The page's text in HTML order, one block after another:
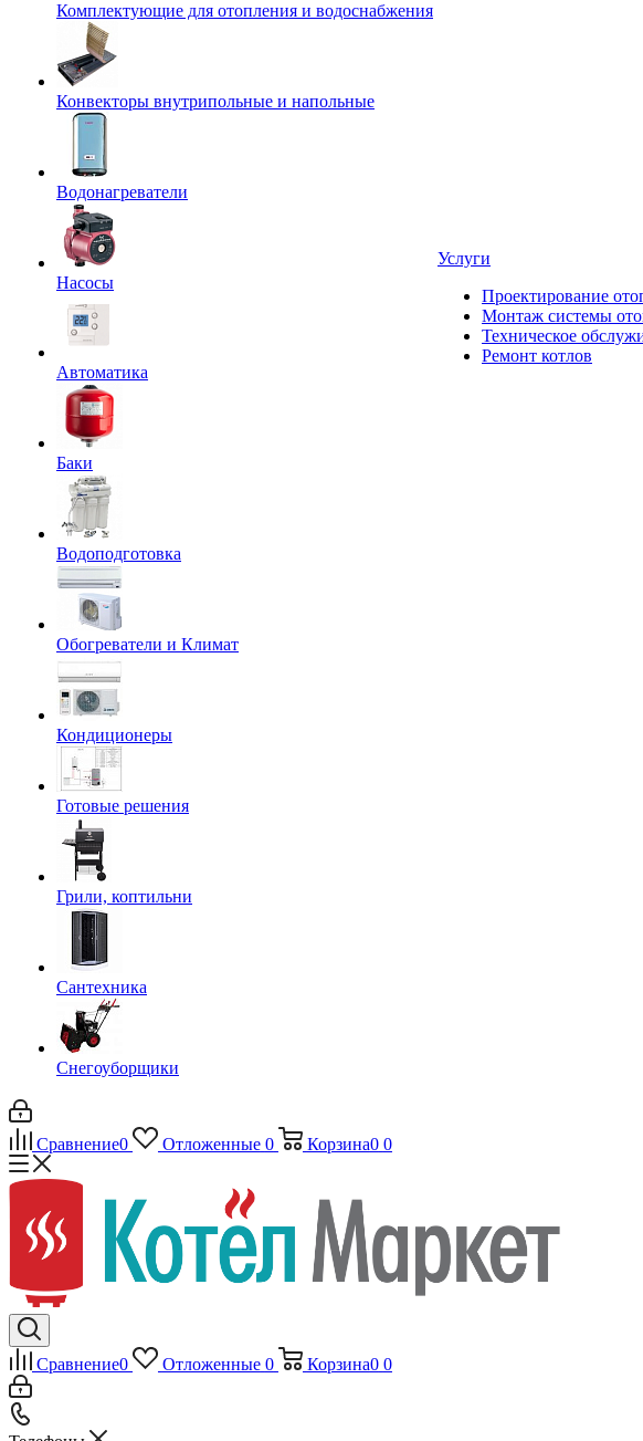
Комплектующие для отопления и водоснабжения
Конвекторы внутрипольные и напольные
Водонагреватели
Насосы
Автоматика
Баки
Водоподготовка
Обогреватели и Климат
Кондиционеры
Готовые решения
Грили, коптильни
Сантехника
Снегоуборщики
Услуги
Проектирование
Монтаж системы
Техническое
Ремонт котлов
Сравнение0 Отложенные 0 Корзина0 0
Сравнение0 Отложенные 0 Корзина0 0